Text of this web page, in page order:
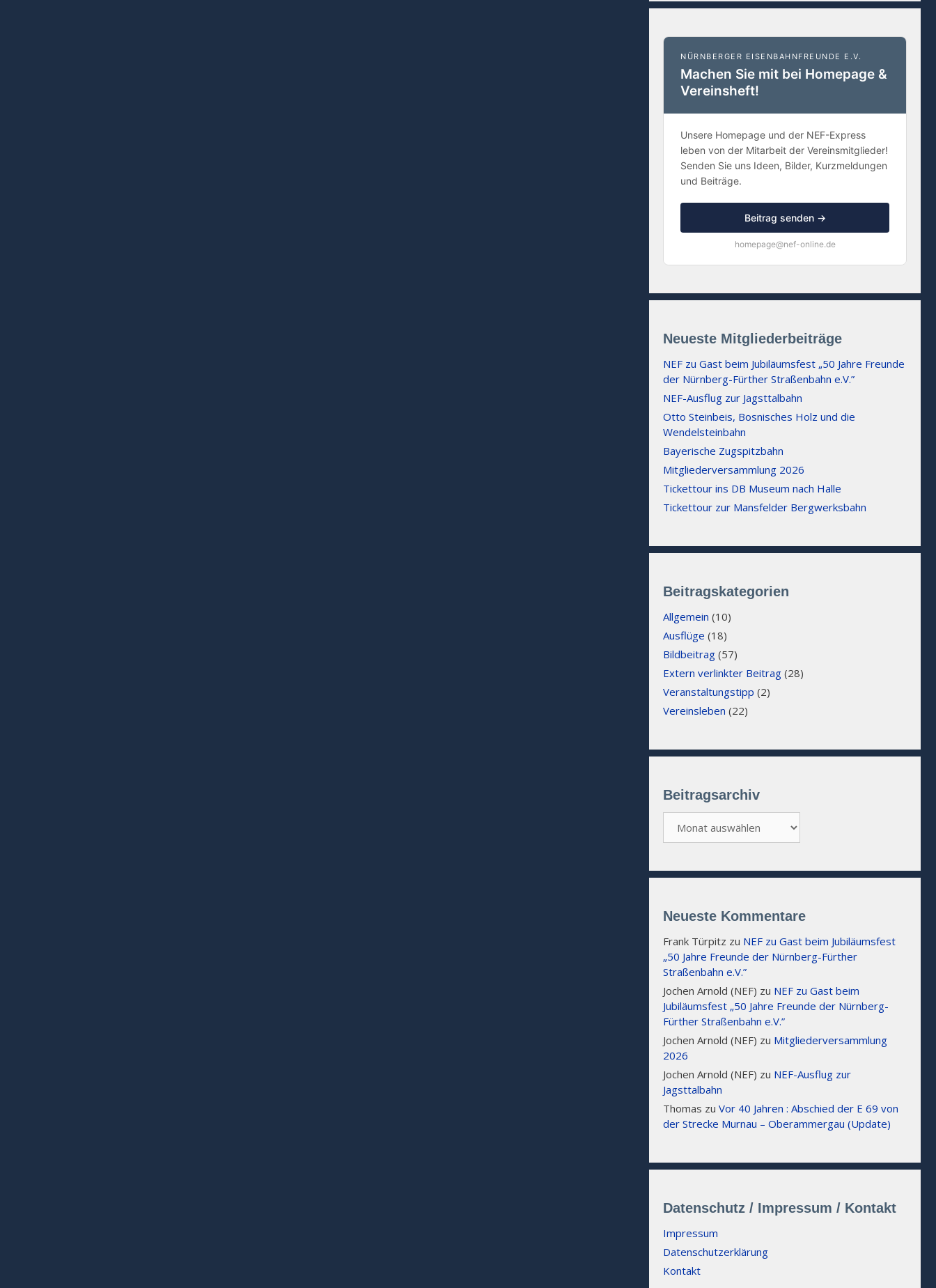
NÜRNBERGER EISENBAHNFREUNDE E.V.
Machen Sie mit bei Homepage &
Vereinsheft!
Unsere Homepage und der NEF-Express
leben von der Mitarbeit der Vereinsmitglieder!
Senden Sie uns Ideen, Bilder, Kurzmeldungen
und Beiträge.
Beitrag senden →
homepage@nef-online.de
Neueste Mitgliederbeiträge
NEF zu Gast beim Jubiläumsfest „50 Jahre Freunde
der Nürnberg-Fürther Straßenbahn e.V.”
NEF-Ausflug zur Jagsttalbahn
Otto Steinbeis, Bosnisches Holz und die
Wendelsteinbahn
Bayerische Zugspitzbahn
Mitgliederversammlung 2026
Tickettour ins DB Museum nach Halle
Tickettour zur Mansfelder Bergwerksbahn
Beitragskategorien
Allgemein (10)
Ausflüge (18)
Bildbeitrag (57)
Extern verlinkter Beitrag (28)
Veranstaltungstipp (2)
Vereinsleben (22)
Beitragsarchiv
Neueste Kommentare
Frank Türpitz zu NEF zu Gast beim Jubiläumsfest
„50 Jahre Freunde der Nürnberg-Fürther
Straßenbahn e.V.”
Jochen Arnold (NEF) zu NEF zu Gast beim
Jubiläumsfest „50 Jahre Freunde der Nürnberg-
Fürther Straßenbahn e.V.”
Jochen Arnold (NEF) zu Mitgliederversammlung
2026
Jochen Arnold (NEF) zu NEF-Ausflug zur
Jagsttalbahn
Thomas zu Vor 40 Jahren : Abschied der E 69 von
der Strecke Murnau – Oberammergau (Update)
Datenschutz / Impressum / Kontakt
Impressum
Datenschutzerklärung
Kontakt